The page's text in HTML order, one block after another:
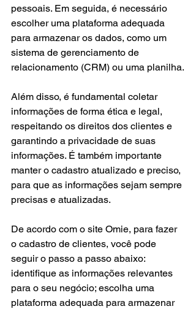
pessoais. Em seguida, é necessário
escolher uma plataforma adequada
para armazenar os dados, como um
sistema de gerenciamento de
relacionamento (CRM) ou uma planilha.
Além disso, é fundamental coletar
informações de forma ética e legal,
respeitando os direitos dos clientes e
garantindo a privacidade de suas
informações. É também importante
manter o cadastro atualizado e preciso,
para que as informações sejam sempre
precisas e atualizadas.
De acordo com o site Omie, para fazer
o cadastro de clientes, você pode
seguir o passo a passo abaixo:
identifique as informações relevantes
para o seu negócio; escolha uma
plataforma adequada para armazenar